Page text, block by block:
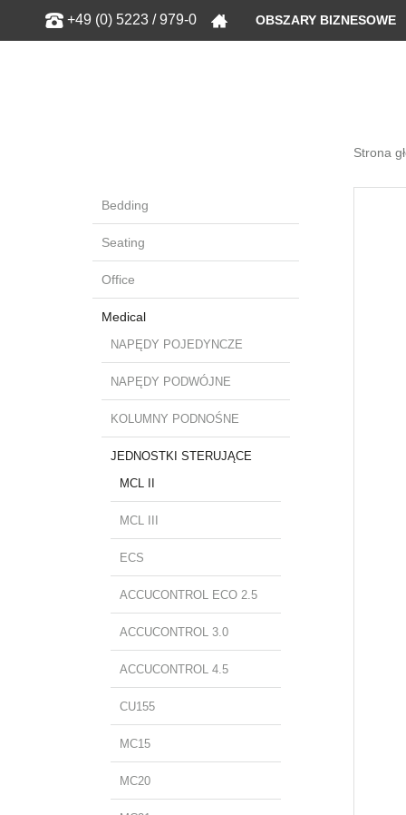
+49 (0) 5223 / 979-0 OBSZARY BIZNESOWE
Strona
Bedding
Seating
Office
Medical
NAPĘDY POJEDYNCZE
NAPĘDY PODWÓJNE
KOLUMNY PODNOŚNE
JEDNOSTKI STERUJĄCE
MCL II
MCL III
ECS
ACCUCONTROL ECO 2.5
ACCUCONTROL 3.0
ACCUCONTROL 4.5
CU155
MC15
MC20